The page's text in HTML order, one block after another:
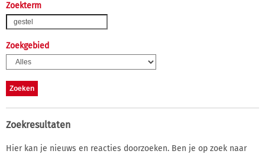
Zoekterm
Zoekgebied
Zoekresultaten
Hier kan je nieuws en reacties doorzoeken. Ben je op zoek naar